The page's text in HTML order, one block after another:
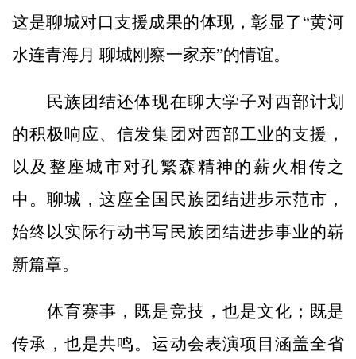
这是聊城对口支援成果的体现，彰显了“黄河
水连青海月 聊城刚察一家亲”的情谊。
民族团结还体现在聊大学子对西部计划
的积极响应、信发集团对西部工业的支援，
以及整座城市对孔繁森精神的薪火相传之
中。聊城，这座全国民族团结进步示范市，
始终以实际行动书写民族团结进步事业的崭
新篇章。
体育赛事，既是竞技，也是文化；既是
传承，也是共鸣。运动会表演项目涵盖全省